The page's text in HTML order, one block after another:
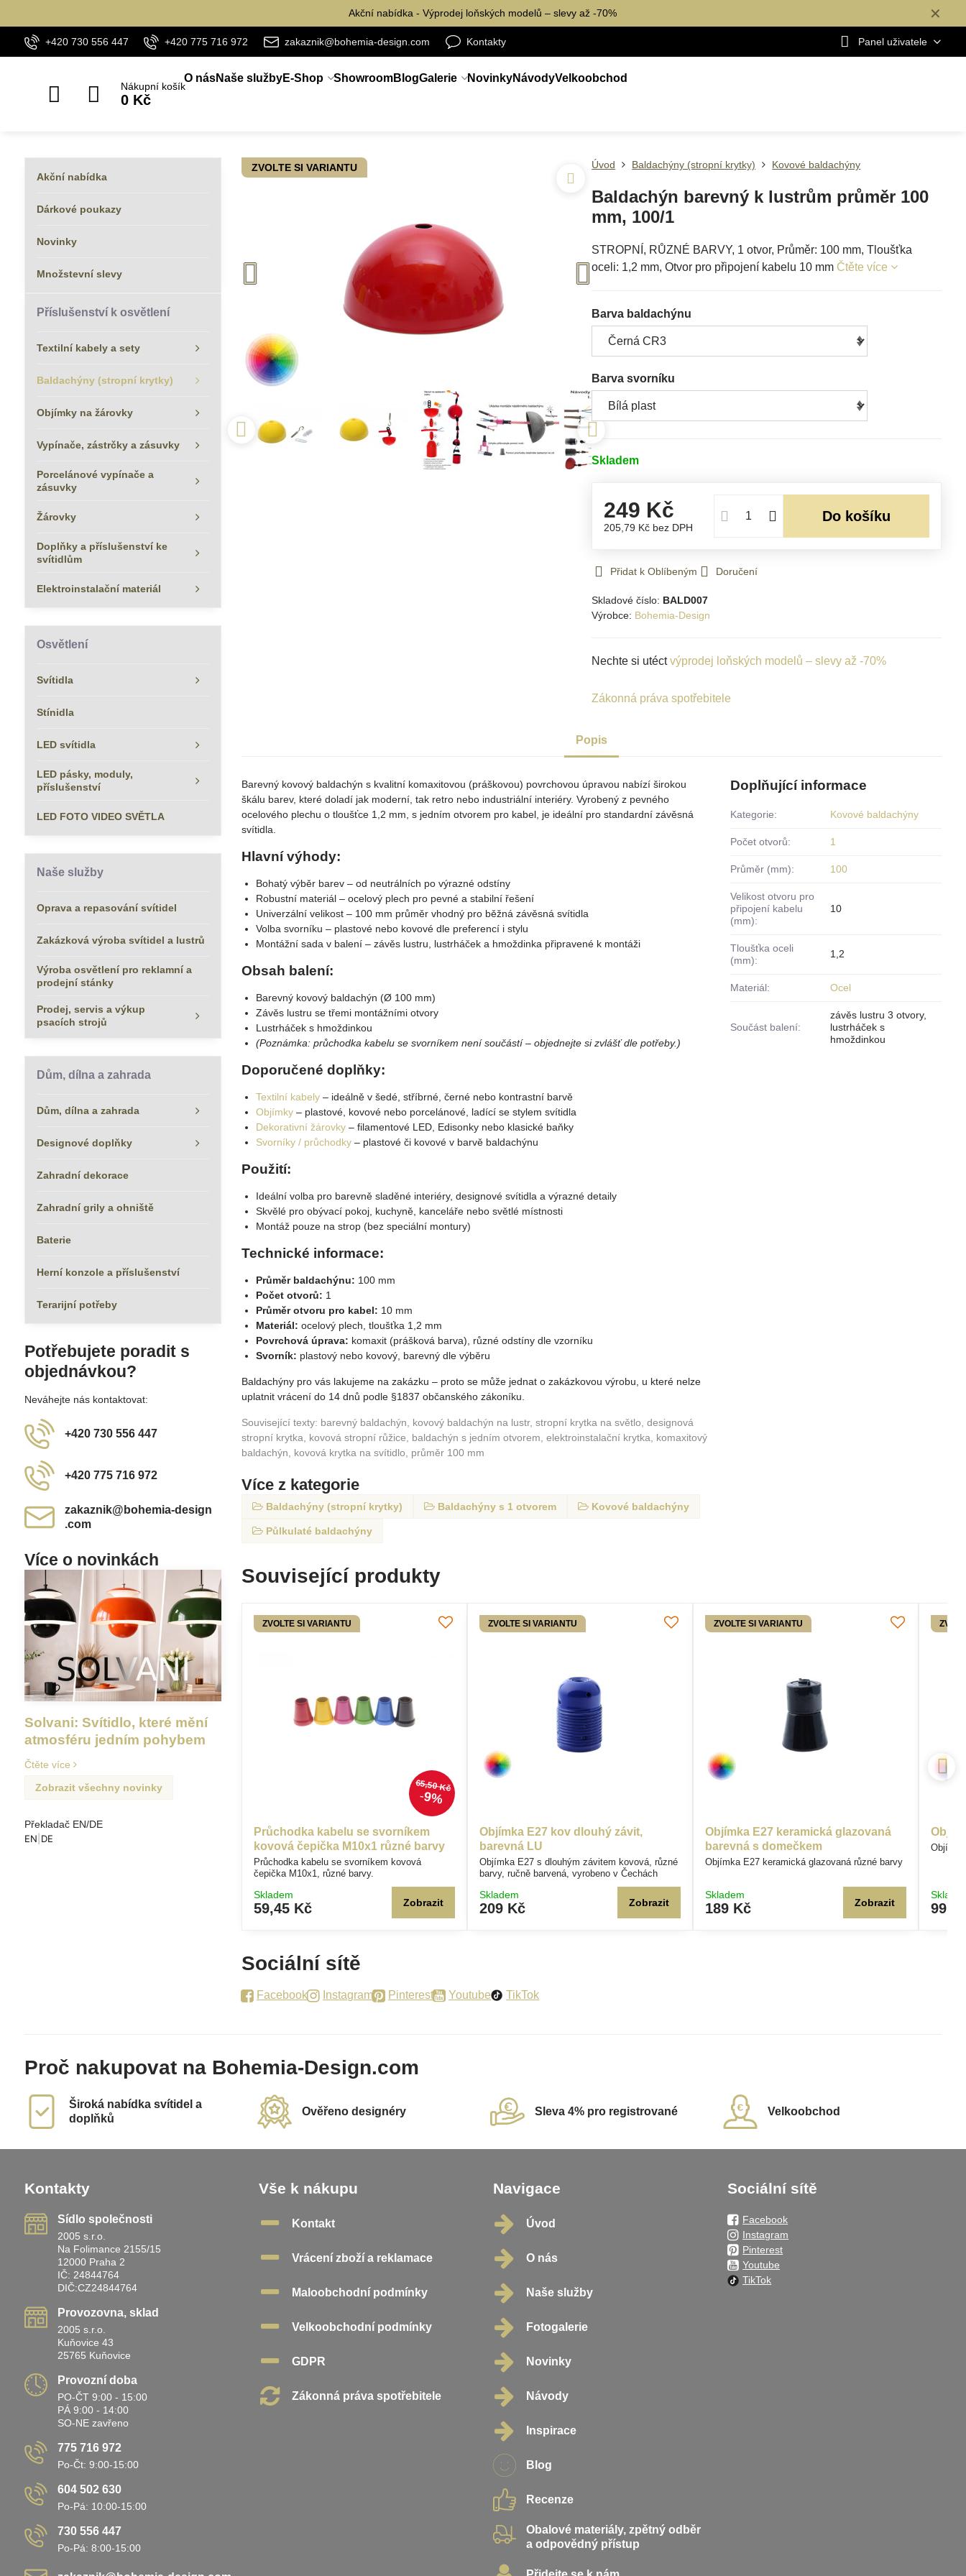
✕
Akční nabídka - Výprodej loňských modelů – slevy až -70%
+420 730 556 447 +420 775 716 972 zakaznik@bohemia-design.com Kontakty Panel uživatele
Nákupní košík
0 Kč
O násNaše službyE-Shop ShowroomBlogGalerie NovinkyNávodyVelkoobchod
ZVOLTE SI VARIANTU Úvod Baldachýny (stropní krytky) Kovové baldachýny
Baldachýn barevný k lustrům průměr 100
mm, 100/1
STROPNÍ, RŮZNÉ BARVY, 1 otvor, Průměr: 100 mm, Tloušťka
oceli: 1,2 mm, Otvor pro připojení kabelu 10 mm Čtěte více
Barva baldachýnu
Barva svorníku
Skladem
249 Kč
205,79 Kč bez DPH
Do košíku
Přidat k Oblíbeným Doručení
Skladové číslo: BALD007
Výrobce: Bohemia-Design
Nechte si utéctvýprodej loňských modelů – slevy až -70%
Zákonná práva spotřebitele
Popis
Barevný kovový baldachýn s kvalitní komaxitovou (práškovou) povrchovou úpravou nabízí širokou
škálu barev, které doladí jak moderní, tak retro nebo industriální interiéry. Vyrobený z pevného
ocelového plechu o tloušťce 1,2 mm, s jedním otvorem pro kabel, je ideální pro standardní závěsná
svítidla.
Hlavní výhody:
Bohatý výběr barev – od neutrálních po výrazné odstíny
Robustní materiál – ocelový plech pro pevné a stabilní řešení
Univerzální velikost – 100 mm průměr vhodný pro běžná závěsná svítidla
Volba svorníku – plastové nebo kovové dle preferencí i stylu
Montážní sada v balení – závěs lustru, lustrháček a hmoždinka připravené k montáži
Obsah balení:
Barevný kovový baldachýn (Ø 100 mm)
Závěs lustru se třemi montážními otvory
Lustrháček s hmoždinkou
(Poznámka: průchodka kabelu se svorníkem není součástí – objednejte si zvlášť dle potřeby.)
Doporučené doplňky:
Textilní kabely – ideálně v šedé, stříbrné, černé nebo kontrastní barvě
Objímky – plastové, kovové nebo porcelánové, ladící se stylem svítidla
Dekorativní žárovky – filamentové LED, Edisonky nebo klasické baňky
Svorníky / průchodky – plastové či kovové v barvě baldachýnu
Použití:
Ideální volba pro barevně sladěné interiéry, designové svítidla a výrazné detaily
Skvělé pro obývací pokoj, kuchyně, kanceláře nebo světlé místnosti
Montáž pouze na strop (bez speciální montury)
Technické informace:
Průměr baldachýnu: 100 mm
Počet otvorů: 1
Průměr otvoru pro kabel: 10 mm
Materiál: ocelový plech, tloušťka 1,2 mm
Povrchová úprava: komaxit (prášková barva), různé odstíny dle vzorníku
Svorník: plastový nebo kovový, barevný dle výběru
Baldachýny pro vás lakujeme na zakázku – proto se může jednat o zakázkovou výrobu, u které nelze
uplatnit vrácení do 14 dnů podle §1837 občanského zákoníku.
Související texty: barevný baldachýn, kovový baldachýn na lustr, stropní krytka na světlo, designová
stropní krytka, kovová stropní růžice, baldachýn s jedním otvorem, elektroinstalační krytka, komaxitový
baldachýn, kovová krytka na svítidlo, průměr 100 mm
Více z kategorie
Baldachýny (stropní krytky) Baldachýny s 1 otvorem Kovové baldachýny
Půlkulaté baldachýny
Doplňující informace
Kategorie: Kovové baldachýny
Počet otvorů: 1
Průměr (mm): 100
Velikost otvoru pro
připojení kabelu
(mm):
10
Tloušťka oceli
(mm):
1,2
Materiál: Ocel
Součást balení:
závěs lustru 3 otvory,
lustrháček s
hmoždinkou
Související produkty
65,50 Kč
9%
ZVOLTE SI VARIANTU
Průchodka kabelu se svorníkem
kovová čepička M10x1 různé barvy
Průchodka kabelu se svorníkem kovová
čepička M10x1, různé barvy.
Skladem
59,45 Kč Zobrazit
ZVOLTE SI VARIANTU
Objímka E27 kov dlouhý závit,
barevná LU
Objímka E27 s dlouhým závitem kovová, různé
barvy, ručně barvená, vyrobeno v Čechách
Skladem
209 Kč Zobrazit
ZVOLTE SI VARIANTU
Objímka E27 keramická glazovaná
barevná s domečkem
Objímka E27 keramická glazovaná různé barvy
Skladem
189 Kč Zobrazit 99
Sociální sítě
Facebook Instagram Pinterest Youtube TikTok
Akční nabídka
Dárkové poukazy
Novinky
Množstevní slevy
Příslušenství k osvětlení
Textilní kabely a sety
Baldachýny (stropní krytky)
Objímky na žárovky
Vypínače, zástrčky a zásuvky
Porcelánové vypínače a
zásuvky
Žárovky
Doplňky a příslušenství ke
svítidlům
Elektroinstalační materiál
Osvětlení
Svítidla
Stínidla
LED svítidla
LED pásky, moduly,
příslušenství
LED FOTO VIDEO SVĚTLA
Naše služby
Oprava a repasování svítidel
Zakázková výroba svítidel a lustrů
Výroba osvětlení pro reklamní a
prodejní stánky
Prodej, servis a výkup
psacích strojů
Dům, dílna a zahrada
Dům, dílna a zahrada
Designové doplňky
Zahradní dekorace
Zahradní grily a ohniště
Baterie
Herní konzole a příslušenství
Terarijní potřeby
Potřebujete poradit s
objednávkou?
Neváhejte nás kontaktovat:
+420 730 556 447
+420 775 716 972
zakaznik​@bohemia-design​
.com
Více o novinkách
Solvani: Svítidlo, které mění
atmosféru jedním pohybem
Čtěte více
Zobrazit všechny novinky
Překladač EN/DE
EN DE
Proč nakupovat na Bohemia-Design.com
Široká nabídka svítidel a
doplňků
Ověřeno designéry Sleva 4% pro registrované Velkoobchod
Kontakty
Sídlo společnosti
2005 s.r.o.
Na Folimance 2155/15
12000 Praha 2
IČ: 24844764
DIČ:CZ24844764
Provozovna, sklad
2005 s.r.o.
Kuňovice 43
25765 Kuňovice
Provozní doba
PO-ČT 9:00 - 15:00
PÁ 9:00 - 14:00
SO-NE zavřeno
775 716 972
Po-Čt: 9:00-15:00
604 502 630
Po-Pá: 10:00-15:00
730 556 447
Po-Pá: 8:00-15:00
Vše k nákupu
Kontakt
Vrácení zboží a reklamace
Maloobchodní podmínky
Velkoobchodní podmínky
GDPR
Zákonná práva spotřebitele
Navigace
Úvod
O nás
Naše služby
Fotogalerie
Novinky
Návody
Inspirace
Blog
Recenze
Obalové materiály, zpětný odběr
a odpovědný přístup
Sociální sítě
Facebook
Instagram
Pinterest
Youtube
TikTok